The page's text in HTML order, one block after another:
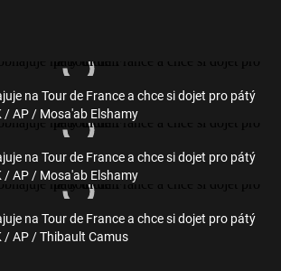
na Tour de France a chce si dojet pro pátý
/ AP / Mosa'ab Elshamy
na Tour de France a chce si dojet pro pátý
/ AP / Mosa'ab Elshamy
na Tour de France a chce si dojet pro pátý
/ AP / Thibault Camus